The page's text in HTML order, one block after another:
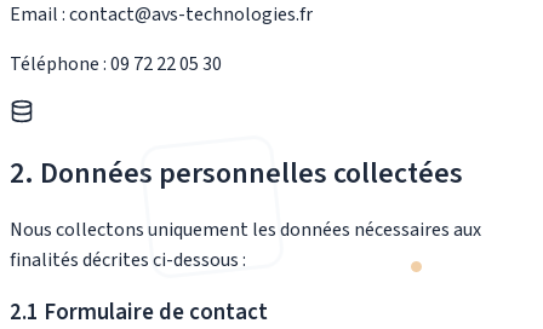
Email :contact@avs-technologies.fr
Téléphone :09 72 22 05 30
2. Données personnelles collectées
Nous collectons uniquement les données nécessaires aux
finalités décrites ci-dessous :
2.1 Formulaire de contact